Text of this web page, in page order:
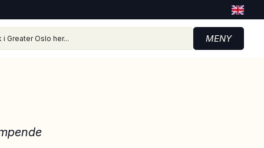
MENY